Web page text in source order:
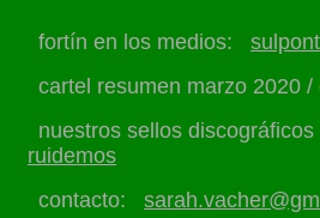
fortín en los medios:
cartel resumen marzo 2020
nuestros sellos
ruidemos
contacto: